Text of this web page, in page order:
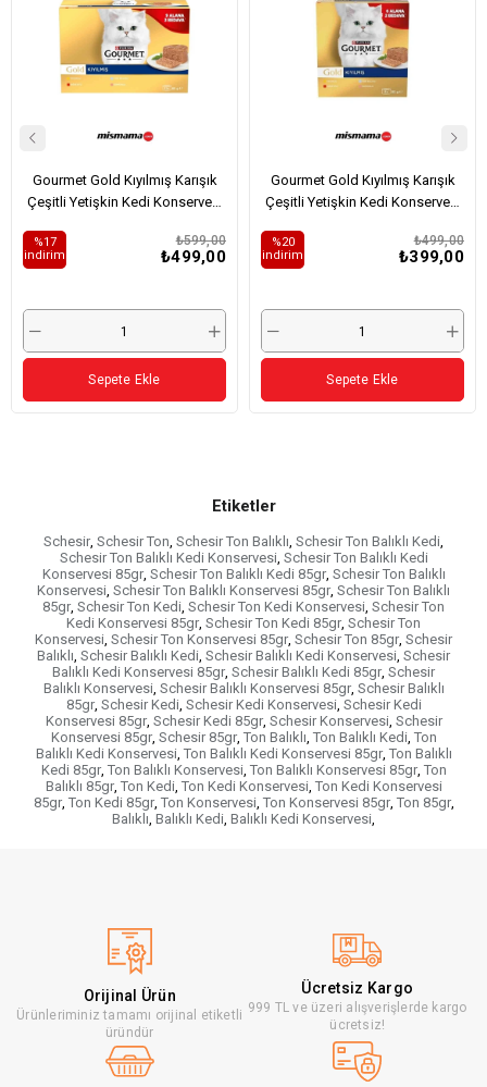
Gourmet Gold Kıyılmış Karışık
Çeşitli Yetişkin Kedi Konservesi
₺499,00
₺599,00
%17
i̇ndirim
Sepete Ekle
Gourmet Gold Kıyılmış Karışık
Çeşitli Yetişkin Kedi Konservesi
₺399,00
₺499,00
%20
i̇ndirim
Sepete Ekle
Etiketler
Schesir Schesir Ton Schesir Ton Balıklı Schesir Ton Balıklı Kedi
Schesir Ton Balıklı Kedi Konservesi Schesir Ton Balıklı Kedi
Konservesi 85gr, Schesir Ton Balıklı Kedi 85gr, Schesir Ton Balıklı
Konservesi Schesir Ton Balıklı Konservesi 85gr Schesir Ton Balıklı
85gr Schesir Ton Kedi Schesir Ton Kedi Konservesi Schesir Ton
Kedi Konservesi 85gr Schesir Ton Kedi 85gr Schesir Ton
Konservesi Schesir Ton Konservesi 85gr Schesir Ton 85gr Schesir
Balıklı Schesir Balıklı Kedi Schesir Balıklı Kedi Konservesi Schesir
Balıklı Kedi Konservesi 85gr Schesir Balıklı Kedi 85gr Schesir
Balıklı Konservesi Schesir Balıklı Konservesi 85gr, Schesir Balıklı
85gr, Schesir Kedi Schesir Kedi Konservesi Schesir Kedi
Konservesi 85gr, Schesir Kedi 85gr, Schesir Konservesi Schesir
Konservesi 85gr, Schesir 85gr, Ton Balıklı Ton Balıklı Kedi Ton
Balıklı Kedi Konservesi Ton Balıklı Kedi Konservesi 85gr, Ton Balıklı
Kedi 85gr, Ton Balıklı Konservesi Ton Balıklı Konservesi 85gr, Ton
Balıklı 85gr, Ton Kedi Ton Kedi Konservesi Ton Kedi Konservesi
85gr, Ton Kedi 85gr, Ton Konservesi Ton Konservesi 85gr, Ton 85gr,
Balıklı Balıklı Kedi Balıklı Kedi Konservesi
Orijinal Ürün
Ürünleriminiz tamamı orijinal etiketli
üründür
Ücretsiz Kargo
999 TL ve üzeri alışverişlerde kargo
ücretsiz!